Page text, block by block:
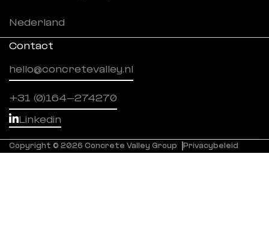
Nederland
Contact
hello@concretevalley.nl
+31 (0)164-274270
Linkedin
Copyright © 2026 Concrete Valley Group Privacybeleid